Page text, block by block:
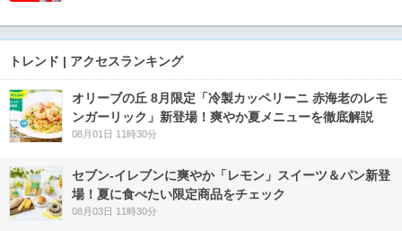
トレンド | アクセスランキング
オリーブの丘 8月限定「冷製カッペリーニ 赤海老のレモ
ンガーリック」新登場！爽やか夏メニューを徹底解説
08月01日 11時30分
セブン‐イレブンに爽やか「レモン」スイーツ＆パン新登
場！夏に食べたい限定商品をチェック
08月03日 11時30分